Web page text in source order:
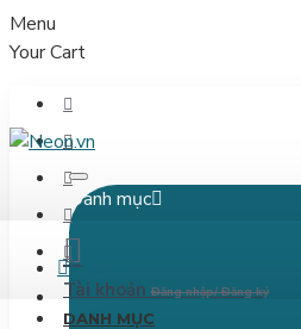
Menu
Your Cart
Danh mục
Tài khoản Đăng nhập/ Đăng ký
Menu
DANH MỤC